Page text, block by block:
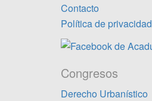
Contacto
Política de privacidad
Congresos
Derecho Urbanístico